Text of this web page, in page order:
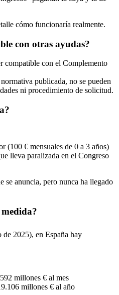
cómo funcionaría realmente.
con otras ayudas?
compatible con el Complemento
publicada, no se pueden
ni procedimiento de solicitud.
(100 € mensuales de 0 a 3 años)
lleva paralizada en el Congreso
se anuncia, pero nunca ha llegado
2025), en España hay
millones € al mes
millones € al año